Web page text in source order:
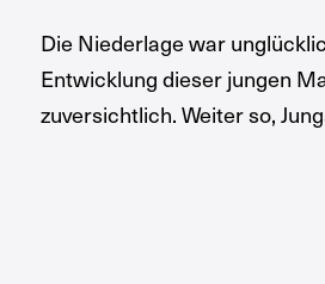
Die Niederlage war
Entwicklung dieser jungen
zuversichtlich. Weiter so,